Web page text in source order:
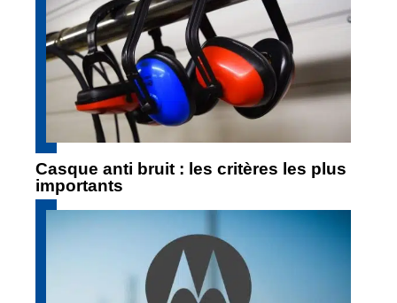
Casque anti bruit : les critères les plus
importants